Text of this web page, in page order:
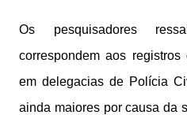
Os pesquisadores
correspondem aos
em delegacias de Polícia
ainda maiores por causa da